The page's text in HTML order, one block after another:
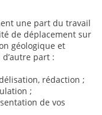
une part du travail
de déplacement sur
géologique et
part :
rédaction ;
;
de vos